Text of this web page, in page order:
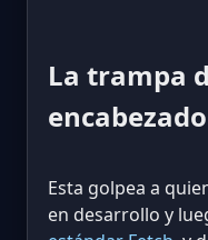
La trampa
Esta golpea a
en desarrollo y